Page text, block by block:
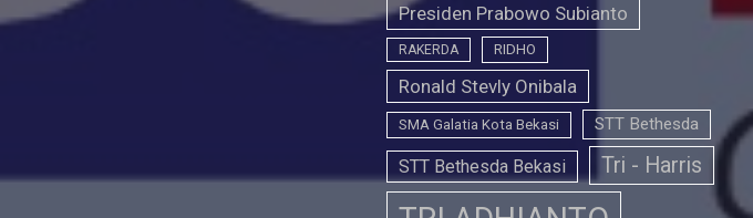
Presiden Prabowo Subianto
RAKERDA RIDHO
Ronald Stevly Onibala
SMA Galatia Kota Bekasi STT Bethesda
STT Bethesda Bekasi Tri - Harris